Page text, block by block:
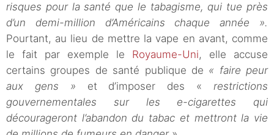
risques pour la santé que le tabagisme, qui tue près
d’un demi-million d’Américains chaque année ».
Pourtant, au lieu de mettre la vape en avant, comme
le fait par exemple le Royaume-Uni, elle accuse
certains groupes de santé publique de « faire peur
aux gens » et d’imposer des « restrictions
gouvernementales sur les e-cigarettes qui
décourageront l’abandon du tabac et mettront la vie